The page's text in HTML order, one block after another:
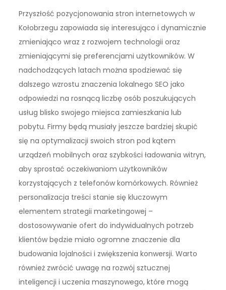
Przyszłość pozycjonowania stron internetowych w
Kołobrzegu zapowiada się interesująco i dynamicznie
zmieniająco wraz z rozwojem technologii oraz
zmieniającymi się preferencjami użytkowników. W
nadchodzących latach można spodziewać się
dalszego wzrostu znaczenia lokalnego SEO jako
odpowiedzi na rosnącą liczbę osób poszukujących
usług blisko swojego miejsca zamieszkania lub
pobytu. Firmy będą musiały jeszcze bardziej skupić
się na optymalizacji swoich stron pod kątem
urządzeń mobilnych oraz szybkości ładowania witryn,
aby sprostać oczekiwaniom użytkowników
korzystających z telefonów komórkowych. Również
personalizacja treści stanie się kluczowym
elementem strategii marketingowej –
dostosowywanie ofert do indywidualnych potrzeb
klientów będzie miało ogromne znaczenie dla
budowania lojalności i zwiększenia konwersji. Warto
również zwrócić uwagę na rozwój sztucznej
inteligencji i uczenia maszynowego, które mogą